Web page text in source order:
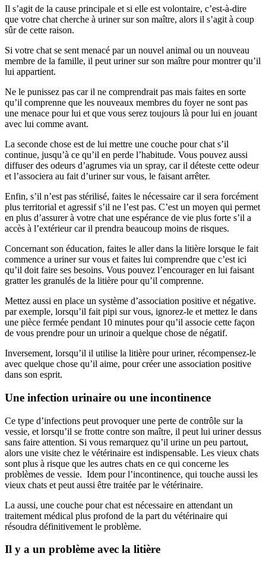
Il s’agit de la cause principale et si elle est volontaire, c’est-à-dire
que votre chat cherche à uriner sur son maître, alors il s’agit à coup
sûr de cette raison.
Si votre chat se sent menacé par un nouvel animal ou un nouveau
membre de la famille, il peut uriner sur son maître pour montrer qu’il
lui appartient.
Ne le punissez pas car il ne comprendrait pas mais faites en sorte
qu’il comprenne que les nouveaux membres du foyer ne sont pas
une menace pour lui et que vous serez toujours là pour lui en jouant
avec lui comme avant.
La seconde chose est de lui mettre une couche pour chat s’il
continue, jusqu’à ce qu’il en perde l’habitude. Vous pouvez aussi
diffuser des odeurs d’agrumes via un spray, car il déteste cette odeur
et l’associera au fait d’uriner sur vous, le faisant arrêter.
Enfin, s’il n’est pas stérilisé, faites le nécessaire car il sera forcément
plus territorial et agressif s’il ne l’est pas. C’est un moyen qui permet
en plus d’assurer à votre chat une espérance de vie plus forte s’il a
accès à l’extérieur car il prendra beaucoup moins de risques.
Concernant son éducation, faites le aller dans la litière lorsque le fait
commence a uriner sur vous et faites lui comprendre que c’est ici
qu’il doit faire ses besoins. Vous pouvez l’encourager en lui faisant
gratter les granulés de la litière pour qu’il comprenne.
Mettez aussi en place un système d’association positive et négative.
par exemple, lorsqu’il fait pipi sur vous, ignorez-le et mettez le dans
une pièce fermée pendant 10 minutes pour qu’il associe cette façon
de vous prendre pour un urinoir a quelque chose de négatif.
Inversement, lorsqu’il il utilise la litière pour uriner, récompensez-le
avec quelque chose qu’il aime, pour créer une association positive
dans son esprit.
Une infection urinaire ou une incontinence
Ce type d’infections peut provoquer une perte de contrôle sur la
vessie, et lorsqu’il se frotte contre son maître, il peut lui uriner dessus
sans faire attention. Si vous remarquez qu’il urine un peu partout,
alors une visite chez le vétérinaire est indispensable. Les vieux chats
sont plus à risque que les autres chats en ce qui concerne les
problèmes de vessie. Idem pour l’incontinence, qui touche aussi les
vieux chats et peut aussi être traitée par le vétérinaire.
La aussi, une couche pour chat est nécessaire en attendant un
traitement médical plus profond de la part du vétérinaire qui
résoudra définitivement le problème.
Il y a un problème avec la litière